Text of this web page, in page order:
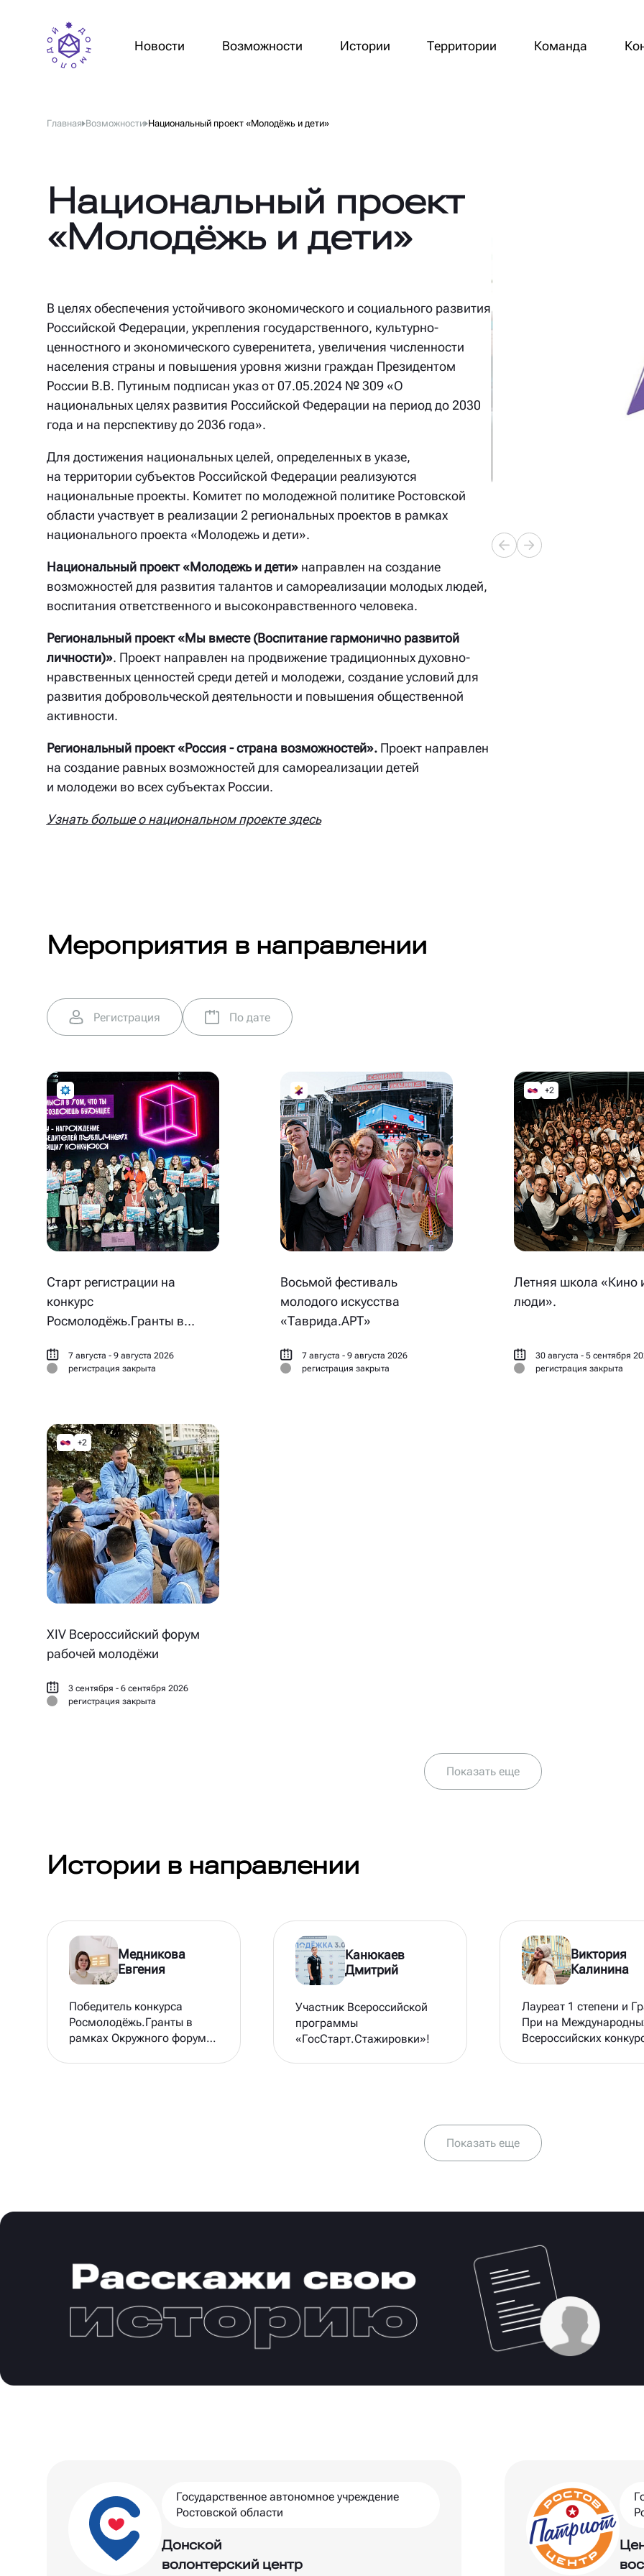
Новости Возможности Истории Территории Команда
Главная Возможности Национальный проект «Молодёжь и дети»
Национальный проект
«Молодёжь и дети»
В целях обеспечения устойчивого экономического и социального развития
Российской Федерации, укрепления государственного, культурно-
ценностного и экономического суверенитета, увеличения численности
населения страны и повышения уровня жизни граждан Президентом
России В.В. Путиным подписан указ от 07.05.2024 № 309 «О
национальных целях развития Российской Федерации на период до 2030
года и на перспективу до 2036 года».
Для достижения национальных целей, определенных в указе,
на территории субъектов Российской Федерации реализуются
национальные проекты. Комитет по молодежной политике Ростовской
области участвует в реализации 2 региональных проектов в рамках
национального проекта «Молодежь и дети».
Национальный проект «Молодежь и дети» направлен на создание
возможностей для развития талантов и самореализации молодых людей,
воспитания ответственного и высоконравственного человека.
Региональный проект «Мы вместе (Воспитание гармонично развитой
личности)». Проект направлен на продвижение традиционных духовно-
нравственных ценностей среди детей и молодежи, создание условий для
развития добровольческой деятельности и повышения общественной
активности.
Региональный проект «Россия - страна возможностей».Проект направлен
на создание равных возможностей для самореализации детей
и молодежи во всех субъектах России.
Узнать больше о национальном проектездесь
Мероприятия в направлении
Регистрация По дате
Старт регистрации на
конкурс
Росмолодёжь.Гранты в
«Таврида.АРТ»!
7 августа - 9 августа 2026
регистрация закрыта
Восьмой фестиваль
молодого искусства
«Таврида.АРТ»
7 августа - 9 августа 2026
регистрация закрыта
+2
Летняя школа «Кино
люди».
30 августа - 5 сентября
регистрация закрыта
+2
XIV Всероссийский форум
рабочей молодёжи
3 сентября - 6 сентября 2026
регистрация закрыта
Показать еще
Истории в направлении
Медникова
Евгения
Победитель конкурса
Росмолодёжь.Гранты в
рамках Окружного форума
Канюкаев
Дмитрий
Участник Всероссийской
программы
«ГосСтарт.Стажировки»!
Виктория
Калинина
Лауреат 1 степени и
При на
Всероссийских
Всероссийского
"Большая Перемена"
Показать еще
Государственное автономное учреждение
Ростовской области
Донской
волонтерский центр